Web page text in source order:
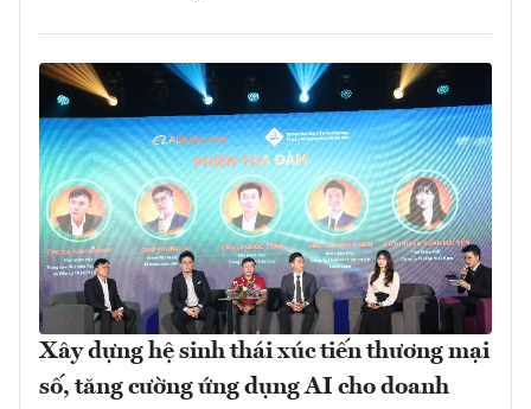
Xây dựng hệ sinh thái xúc tiến thương mại
số, tăng cường ứng dụng AI cho doanh